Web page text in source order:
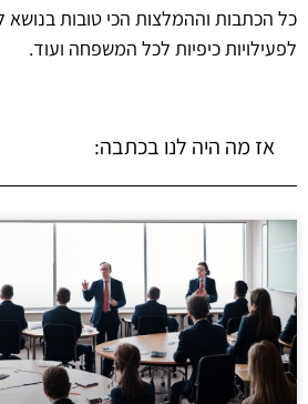
כל הכתבות וההמלצות הכי טובות בנושא
לפעילויות כיפיות לכל המשפחה ועוד.
אז מה היה לנו בכתבה: